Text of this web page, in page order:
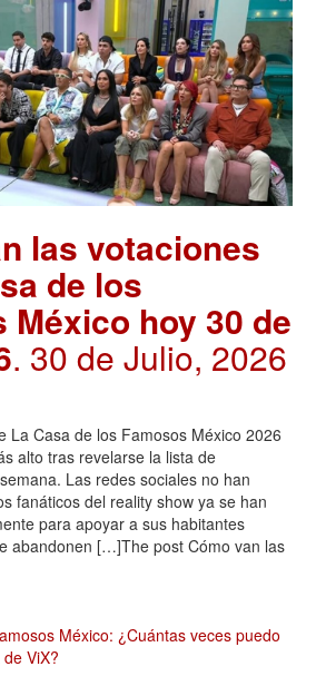
las votaciones
de los
México hoy 30 de
. 30 de Julio, 2026
La Casa de los Famosos México 2026
alto tras revelarse la lista de
Las redes sociales no han
fanáticos del reality show ya se han
para apoyar a sus habitantes
abandonen […]The post Cómo van las